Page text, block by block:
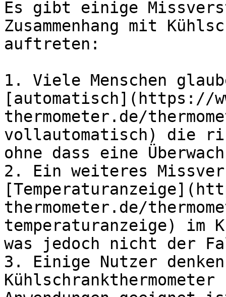
Es gibt einige
Zusammenhang mit
auftreten:
1. Viele Menschen
[automatisch](https://
thermometer.de/
vollautomatisch) die
ohne dass eine
2. Ein weiteres
thermometer.de/
temperaturanzeige) im
was jedoch nicht der
3. Einige Nutzer